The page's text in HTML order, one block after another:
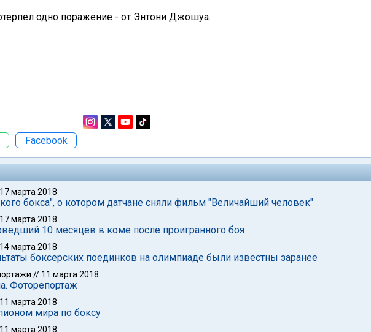
одно поражение - от Энтони Джошуа.
Facebook
17 марта 2018
бокса", о котором датчане сняли фильм "Величайший человек"
17 марта 2018
10 месяцев в коме после проигранного боя
14 марта 2018
боксерских поединков на олимпиаде были известны заранее
// 11 марта 2018
Фоторепортаж
11 марта 2018
мира по боксу
11 марта 2018